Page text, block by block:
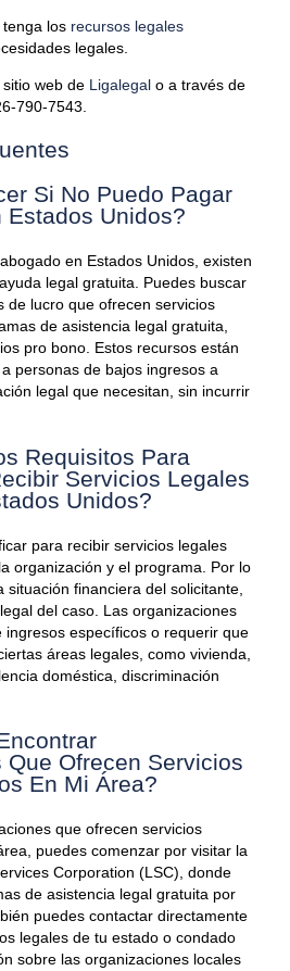
los recursos legales
legales.
web de Ligalegal o a través de
790-7543.
Si No Puedo Pagar
Estados Unidos?
en Estados Unidos, existen
legal gratuita. Puedes buscar
de lucro que ofrecen servicios
de asistencia legal gratuita,
pro bono. Estos recursos están
personas de bajos ingresos a
legal que necesitan, sin incurrir
Requisitos Para
Servicios Legales
Unidos?
para recibir servicios legales
organización y el programa. Por lo
financiera del solicitante,
del caso. Las organizaciones
ingresos específicos o requerir que
áreas legales, como vivienda,
doméstica, discriminación
Que Ofrecen Servicios
En Mi Área?
que ofrecen servicios
puedes comenzar por visitar la
Corporation (LSC), donde
de asistencia legal gratuita por
puedes contactar directamente
legales de tu estado o condado
sobre las organizaciones locales